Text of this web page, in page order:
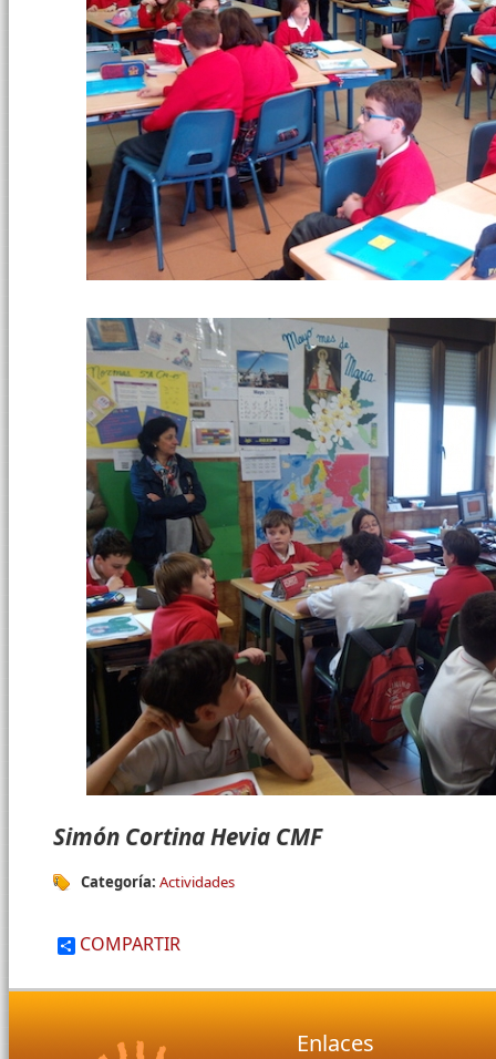
Simón Cortina Hevia CMF
Categoría: Actividades
COMPARTIR
Enlaces